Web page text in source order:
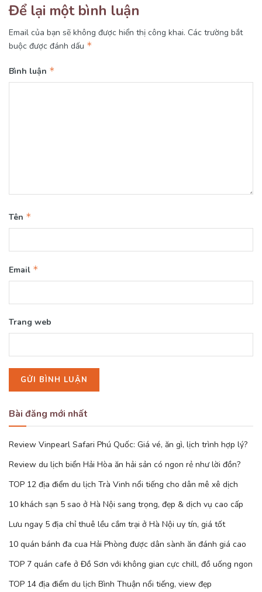
Để lại một bình luận
Email của bạn sẽ không được hiển thị công khai. Các trường bắt
buộc được đánh dấu *
Bình luận *
Tên *
Email *
Trang web
Bài đăng mới nhất
Review Vinpearl Safari Phú Quốc: Giá vé, ăn gì, lịch trình hợp lý?
Review du lịch biển Hải Hòa ăn hải sản có ngon rẻ như lời đồn?
TOP 12 địa điểm du lịch Trà Vinh nổi tiếng cho dân mê xê dịch
10 khách sạn 5 sao ở Hà Nội sang trọng, đẹp & dịch vụ cao cấp
Lưu ngay 5 địa chỉ thuê lều cắm trại ở Hà Nội uy tín, giá tốt
10 quán bánh đa cua Hải Phòng được dân sành ăn đánh giá cao
TOP 7 quán cafe ở Đồ Sơn với không gian cực chill, đồ uống ngon
TOP 14 địa điểm du lịch Bình Thuận nổi tiếng, view đẹp